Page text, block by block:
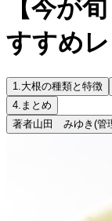
【今が
すすめ
1.大根の種類と特徴
4. まとめ
著者山田 みゆき (管